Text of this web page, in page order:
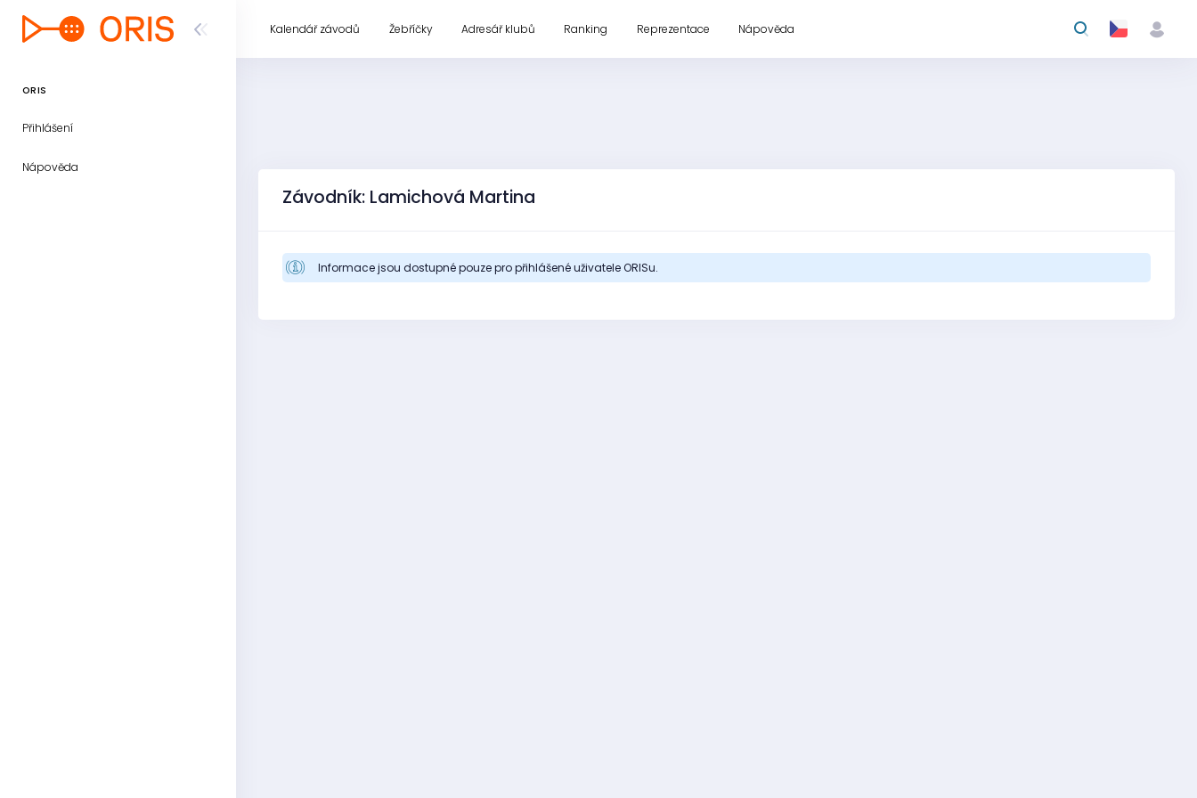
ORIS
Přihlášení
Nápověda
Kalendář závodů Žebříčky Adresář klubů Ranking Reprezentace Nápověda
Závodník: Lamichová Martina
Informace jsou dostupné pouze pro přihlášené uživatele ORISu.